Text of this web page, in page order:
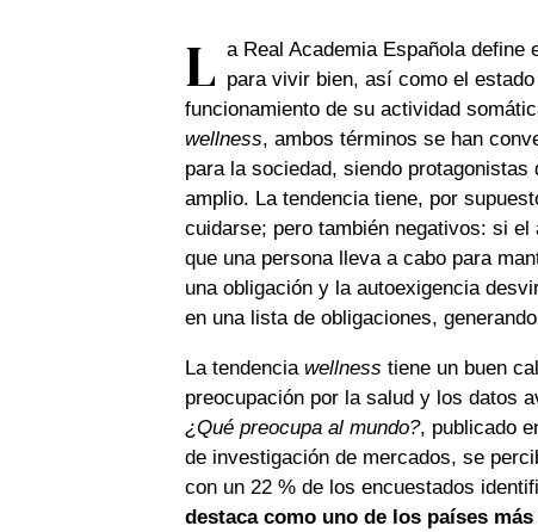
L a Real Academia Española define
para vivir bien, así como el
funcionamiento de su actividad
wellness, ambos términos se han
para la sociedad, siendo
amplio. La tendencia tiene, por
cuidarse; pero también negativos: si
que una persona lleva a cabo para
una obligación y la autoexigencia
en una lista de obligaciones,
La tendencia wellness tiene un buen
preocupación por la salud y los datos
¿Qué preocupa al mundo?, publicado
de investigación de mercados, se
con un 22 % de los encuestados
destaca como uno de los países